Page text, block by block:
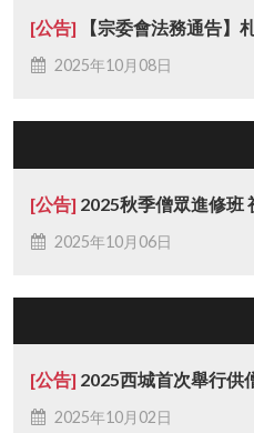
[公告] 【宗委會法務通告】
2025年10月08日
[公告] 2025秋季僧眾進修班
2025年10月06日
[公告] 2025西城首次舉行供
2025年10月02日